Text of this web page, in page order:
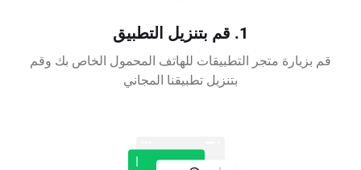
1. قم بتنزيل التطبيق
قم بزيارة متجر التطبيقات للهاتف المحمول الخاص بك وقم
بتنزيل تطبيقنا المجاني